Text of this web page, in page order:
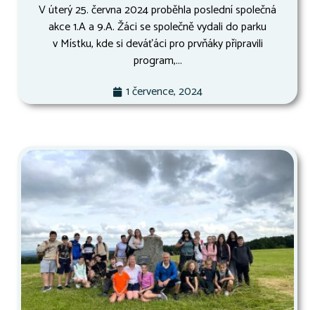
V úterý 25. června 2024 proběhla poslední společná
akce 1.A a 9.A. Žáci se společně vydali do parku
v Místku, kde si deváťáci pro prvňáky připravili
program,...
1 července, 2024